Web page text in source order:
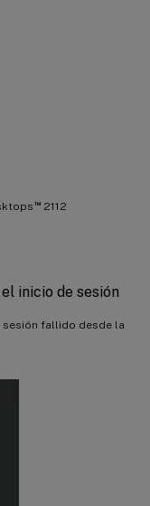
™2112
inicio de sesión
sesión fallido desde la